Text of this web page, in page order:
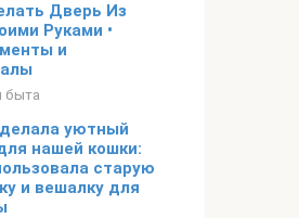
Дверь Из
Руками •
и
быта
уютный
нашей кошки:
старую
и вешалку для